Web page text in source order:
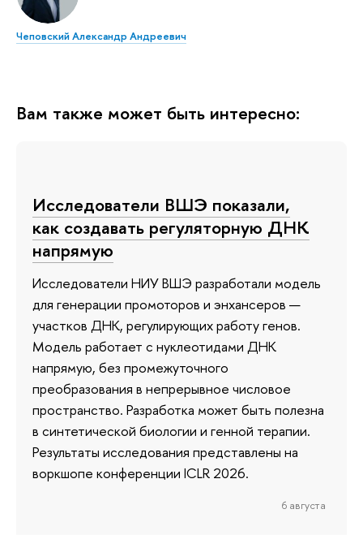
Чеповский Александр Андреевич
Вам также может быть интересно:
Исследователи ВШЭ показали,
как создавать регуляторную ДНК
напрямую
Исследователи НИУ ВШЭ разработали модель
для генерации промоторов и энхансеров —
участков ДНК, регулирующих работу генов.
Модель работает с нуклеотидами ДНК
напрямую, без промежуточного
преобразования в непрерывное числовое
пространство. Разработка может быть полезна
в синтетической биологии и генной терапии.
Результаты исследования представлены на
воркшопе конференции ICLR 2026.
6 августа